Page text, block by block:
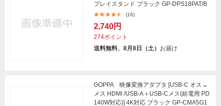
プレイスタンド ブラック GP-DPS18PAT/B
(16)
2,740円
274ポイント
送料無料、8月8日（土） お届け
GOPPA 映像変換アダプタ [USB-C オス→
メス HDMI /USB-A＋USB-Cメス(給電用 PD
140W対応)] 4K対応 ブラック GP-CMA5G1